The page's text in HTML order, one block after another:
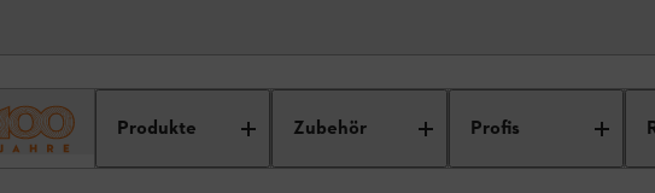
Produkte Zubehör Profis